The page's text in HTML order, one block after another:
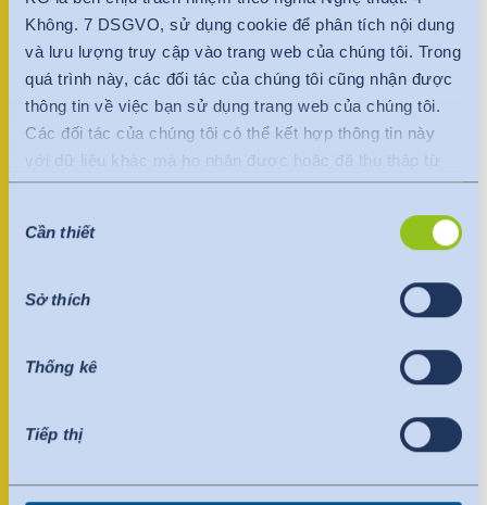
Không. 7 DSGVO, sử dụng cookie để phân tích nội dung
và lưu lượng truy cập vào trang web của chúng tôi. Trong
quá trình này, các đối tác của chúng tôi cũng nhận được
thông tin về việc bạn sử dụng trang web của chúng tôi.
Các đối tác của chúng tôi có thể kết hợp thông tin này
với dữ liệu khác mà họ nhận được hoặc đã thu thập từ
bạn một cách độc lập với trang web của chúng tôi.
Dữ liệu được chuyển đến nước thứ ba hoặc một tổ chức
quốc tế. Quyết định thỏa đáng của Ủy ban EU được tính
ba an toàn hoặc một tổ chức quốc tế an toàn cung cấp
Những điều sau đây áp dụng cho việc truyền dữ liệu đến
Hoa Kỳ: Kể từ tháng 7 năm 2023, đã có quyết định thỏa
xác định Hoa Kỳ là quốc gia thứ ba có mức độ bảo vệ dữ
liệu tương đương với EU. Quyết định đầy đủ hiện có thể
làm cơ sở cho việc truyền dữ liệu đến các tổ chức được
chọn
Cần thiết
Sở thích
Thống kê
Tiếp thị
English
Việt Nam
Tiếng Việt
Indonesia
bahasa Indonesia
English
Việt Nam
Tiếng Việt
bahasa Indonesia
中国
+34 679283080
spain@hohenstein.com
Người liên lạc